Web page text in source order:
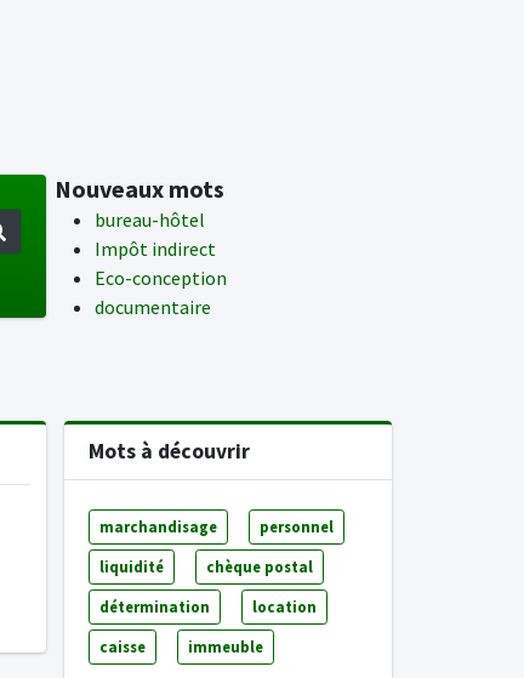
Nouveaux mots
bureau-hôtel
Impôt indirect
Eco-conception
documentaire
Mots à découvrir
marchandisage personnel
liquidité chèque postal
détermination location
caisse immeuble